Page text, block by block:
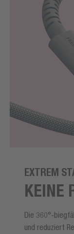
EXTREM
KEINE
Die 360°-
und reduziert